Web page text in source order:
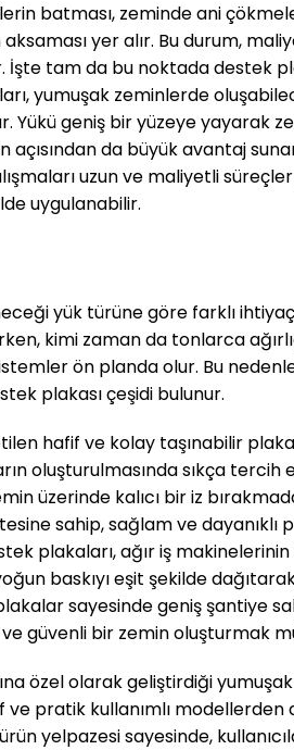
batması, zeminde ani
yer alır. Bu durum,
tam da bu noktada destek
yumuşak zeminlerde
geniş bir yüzeye yayarak
da büyük avantaj
uzun ve maliyetli
uygulanabilir.
yük türüne göre farklı
kimi zaman da tonlarca
ön planda olur. Bu
plakası çeşidi bulunur.
hafif ve kolay taşınabilir
oluşturulmasında sıkça tercih
üzerinde kalıcı bir iz
sahip, sağlam ve dayanıklı
plakaları, ağır iş
baskıyı eşit şekilde
sayesinde geniş şantiye
güvenli bir zemin oluşturmak
özel olarak geliştirdiği
pratik kullanımlı modellerden
yelpazesi sayesinde,